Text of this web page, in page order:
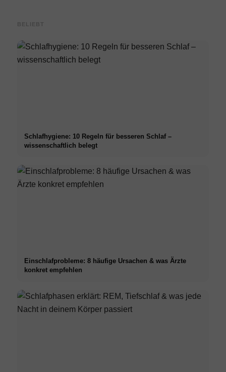
BELIEBT
Schlafhygiene: 10 Regeln für besseren Schlaf –
wissenschaftlich belegt
Einschlafprobleme: 8 häufige Ursachen & was Ärzte
konkret empfehlen